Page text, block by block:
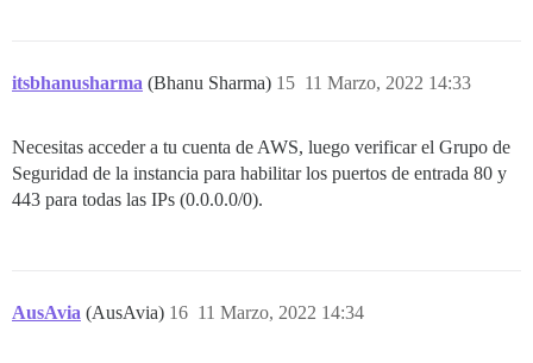
itsbhanusharma (Bhanu Sharma) 11 Marzo, 2022 14:33
15
Necesitas acceder a tu cuenta de AWS, luego verificar el Grupo de
Seguridad de la instancia para habilitar los puertos de entrada 80 y
443 para todas las IPs (0.0.0.0/0).
AusAvia (AusAvia) 11 Marzo, 2022 14:34
16